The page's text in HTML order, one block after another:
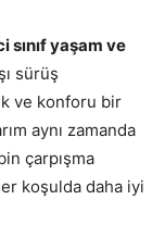
sınıf yaşam ve
sürüş
ve konforu bir
aynı zamanda
çarpışma
koşulda daha iyi